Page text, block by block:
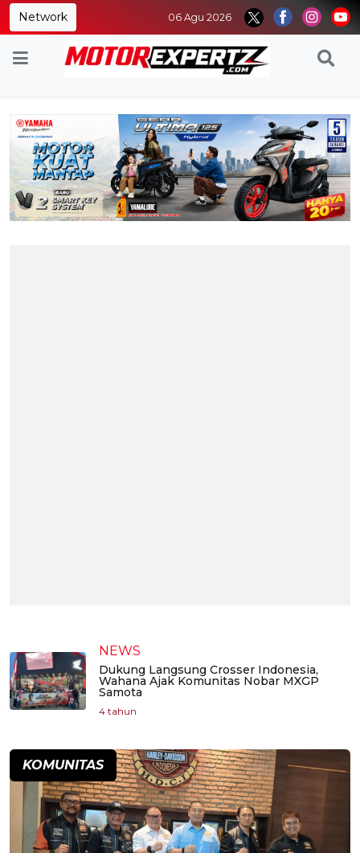
Network 06 Agu 2026
NEWS
Dukung Langsung Crosser Indonesia,
Wahana Ajak Komunitas Nobar MXGP
Samota
4 tahun
KOMUNITAS